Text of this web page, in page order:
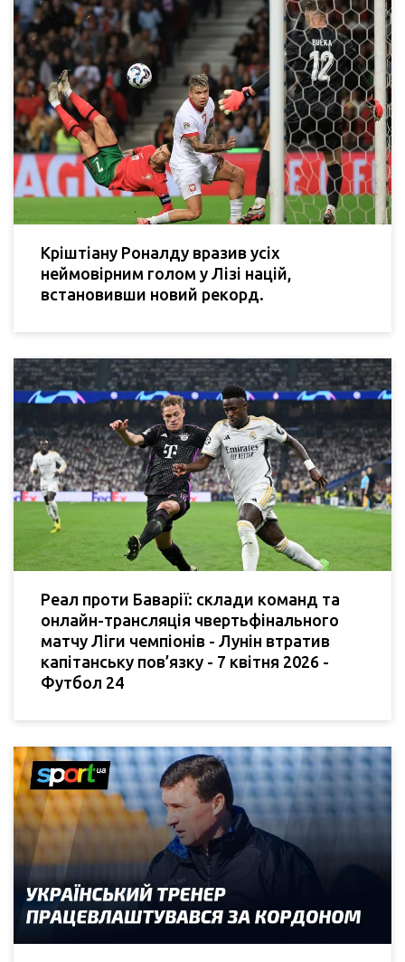
Кріштіану Роналду вразив усіх
неймовірним голом у Лізі націй,
встановивши новий рекорд.
Реал проти Баварії: склади команд та
онлайн-трансляція чвертьфінального
матчу Ліги чемпіонів - Лунін втратив
капітанську пов’язку - 7 квітня 2026 -
Футбол 24